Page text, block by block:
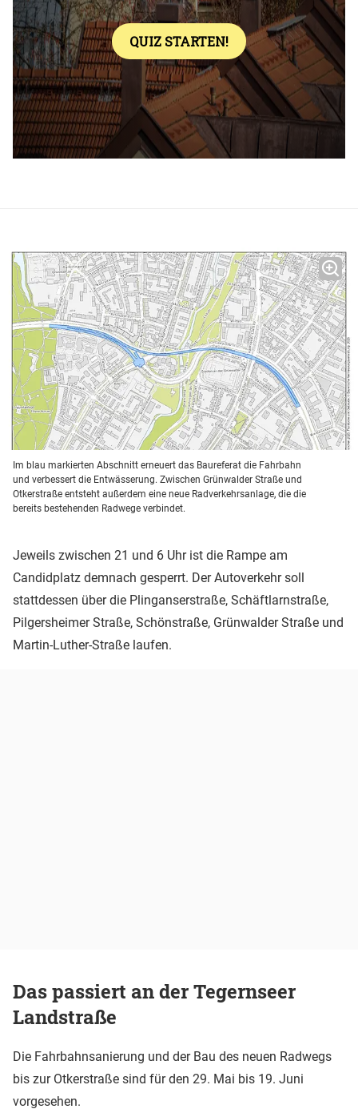
Im blau markierten Abschnitt erneuert das Baureferat die Fahrbahn
und verbessert die Entwässerung. Zwischen Grünwalder Straße und
Otkerstraße entsteht außerdem eine neue Radverkehrsanlage, die die
bereits bestehenden Radwege verbindet.
Jeweils zwischen 21 und 6 Uhr ist die Rampe am
Candidplatz demnach gesperrt. Der Autoverkehr soll
stattdessen über die Plinganserstraße, Schäftlarnstraße,
Pilgersheimer Straße, Schönstraße, Grünwalder Straße und
Martin-Luther-Straße laufen.
Das passiert an der Tegernseer
Landstraße
Die Fahrbahnsanierung und der Bau des neuen Radwegs
bis zur Otkerstraße sind für den 29. Mai bis 19. Juni
vorgesehen.